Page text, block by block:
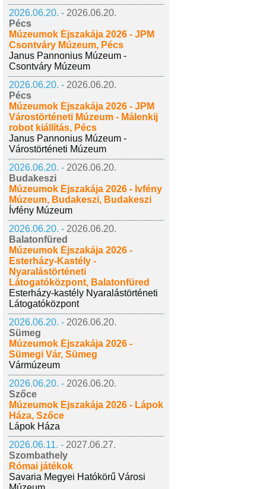
2026.06.20. - 2026.06.20.
Pécs
Múzeumok Éjszakája 2026 - JPM
Csontváry Múzeum, Pécs
Janus Pannonius Múzeum -
Csontváry Múzeum
2026.06.20. - 2026.06.20.
Pécs
Múzeumok Éjszakája 2026 - JPM
Várostörténeti Múzeum - Málenkij
robot kiállítás, Pécs
Janus Pannonius Múzeum -
Várostörténeti Múzeum
2026.06.20. - 2026.06.20.
Budakeszi
Múzeumok Éjszakája 2026 - Ívfény
Múzeum, Budakeszi, Budakeszi
Ívfény Múzeum
2026.06.20. - 2026.06.20.
Balatonfüred
Múzeumok Éjszakája 2026 -
Esterházy-Kastély -
Nyaralástörténeti
Látogatóközpont, Balatonfüred
Esterházy-kastély Nyaralástörténeti
Látogatóközpont
2026.06.20. - 2026.06.20.
Sümeg
Múzeumok Éjszakája 2026 -
Sümegi Vár, Sümeg
Vármúzeum
2026.06.20. - 2026.06.20.
Szőce
Múzeumok Éjszakája 2026 - Lápok
Háza, Szőce
Lápok Háza
2026.06.11. - 2027.06.27.
Szombathely
Római játékok
Savaria Megyei Hatókörű Városi